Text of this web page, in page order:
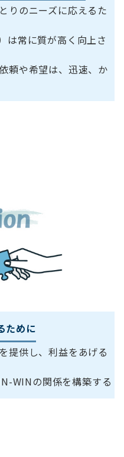
りのニーズに応えるた
は常に質が高く向上さ
頼や希望は、迅速、か
ために
提供し、利益をあげる
WINの関係を構築する